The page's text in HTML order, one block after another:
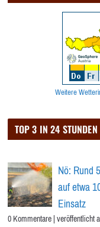
Weitere
TOP 3 IN 24 STUNDEN
Nö: Rund
auf etwa
Einsatz
0 Kommentare|veröffentlicht